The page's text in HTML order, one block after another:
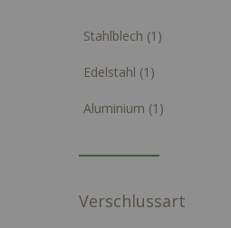
Stahlblech 1 Artikel
Edelstahl 1 Artikel
Aluminium 1 Artikel
Verschlussart